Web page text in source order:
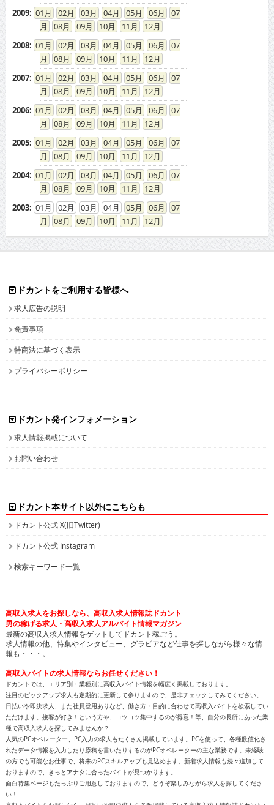
2009: 01 02 03 04 05 06
07
08
09 10 11
12
2008: 01 02 03 04 05 06
07
08
09 10 11
12
2007: 01 02 03 04 05 06
07
08
09 10 11
12
2006: 01 02 03 04 05 06
07
08
09 10 11
12
2005: 01 02 03 04 05 06
07
08
09 10 11
12
2004: 01 02 03 04 05 06
07
08
09 10 11
12
2003: 01 02 03 04 05 06
07
08
09 10 11 12
ドカントをご利用する皆様へ
求人広告の説明
免責事項
特商法に基づく表示
プライバシーポリシー
ドカント発インフォメーション
求人情報掲載について
お問い合わせ
ドカント本サイト以外にこちらも
ドカント公式 X(旧Twitter)
ドカント公式 Instagram
検索キーワード一覧
高収入求人をお探しなら、高収入求人情報誌ドカント
男の稼げる求人・高収入求人アルバイト情報マガジン
最新の高収入求人情報をゲットしてドカント稼ごう。
求人情報の他、特集やインタビュー、グラビアなど仕事を探しながら様々な情
報も・・・。
高収入バイトの求人情報ならお任せください！
ドカントでは、エリア別・業種別に高収入バイト情報を幅広く掲載しております。
注目のピックアップ求人も定期的に更新して参りますので、是非チェックしてみてください。
日払いや即決求人、また社員登用ありなど、働き方・目的に合わせて高収入バイトを検索してい
ただけます。接客が好き！という方や、コツコツ集中するのが得意！等、自分の長所にあった業
種で高収入求人を探してみませんか？
人気のPCオペレーター、PC入力の求人もたくさん掲載しています。PCを使って、各種数値化さ
れたデータ情報を入力したり原稿を書いたりするのがPCオペレーターの主な業務です。未経験
の方でも可能なお仕事で、将来のPCスキルアップも見込めます。新着求人情報も続々追加して
おりますので、きっとアナタに合ったバイトが見つかります。
面白特集ページもたっぷりご用意しておりますので、どうぞ楽しみながら求人を探してくださ
い！